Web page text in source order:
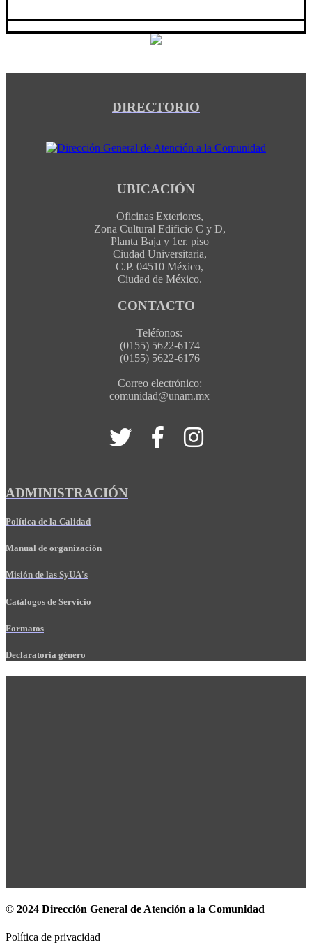
DIRECTORIO
UBICACIÓN
Oficinas Exteriores,
Zona Cultural Edificio C y D,
Planta Baja y 1er. piso
Ciudad Universitaria,
C.P. 04510 México,
Ciudad de México.
CONTACTO
Teléfonos:
(0155) 5622-6174
(0155) 5622-6176
Correo electrónico:
comunidad@unam.mx
ADMINISTRACIÓN
Política de la Calidad
Manual de organización
Misión de las SyUA's
Catálogos de Servicio
Formatos
Declaratoria género
© 2024 Dirección General de Atención a la Comunidad
Política de privacidad